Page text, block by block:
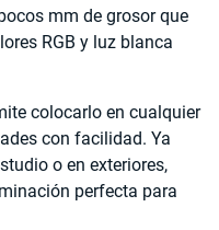
mm de grosor que
RGB y luz blanca
colocarlo en cualquier
con facilidad. Ya
o en exteriores,
perfecta para